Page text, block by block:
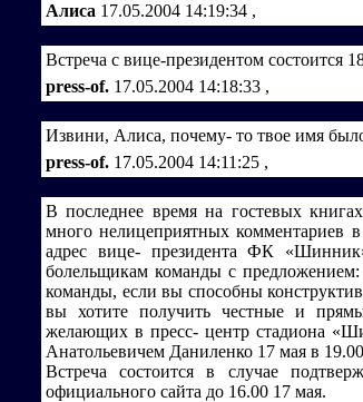
Алиса 17.05.2004 14:19:34 ,
Встреча с вице-президентом состоится
press-of. 17.05.2004 14:18:33 ,
Извини, Алиса, почему- то твое имя
press-of. 17.05.2004 14:11:25 ,
В последнее время на гостевых
много нелицеприятных комментариев
адрес вице- президента ФК
болельщикам команды с предложением:
команды, если вы способны
вы хотите получить честные и
желающих в пресс- центр стадиона
Анатольевичем Даниленко 17 мая в
Встреча состоится в случае
официального сайта до 16.00 17 мая.